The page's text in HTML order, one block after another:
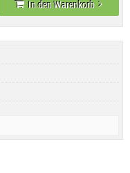
In den Warenkorb